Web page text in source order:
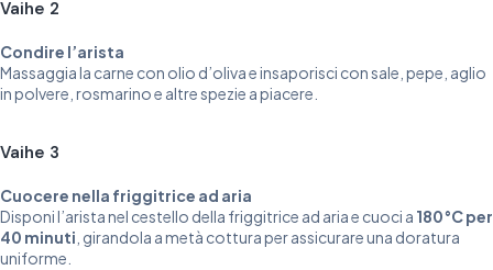
Vaihe 2
Condire l’arista
Massaggia la carne con olio d’oliva e insaporisci con sale, pepe, aglio
in polvere, rosmarino e altre spezie a piacere.
Vaihe 3
Cuocere nella friggitrice ad aria
Disponi l’arista nel cestello della friggitrice ad aria e cuoci a 180°C per
40 minuti , girandola a metà cottura per assicurare una doratura
uniforme.